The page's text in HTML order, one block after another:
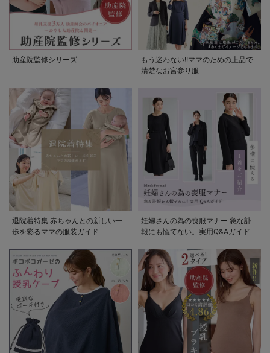
助産院監修シリーズ
もう迷わない!!ママのための上品で
清楚なお宮参り服
退院着特集 赤ちゃんとの新しい一
歩を彩るママの服装ガイド
妊婦さんの為の喪服マナー 急な訃
報にも慌てない。実用Q&Aガイド